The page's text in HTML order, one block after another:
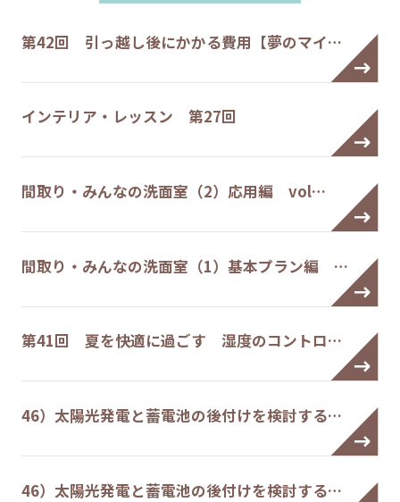
第42回 引っ越し後にかかる費用【夢のマイ…
インテリア・レッスン 第27回
間取り・みんなの洗面室（2）応用編 vol…
間取り・みんなの洗面室（1）基本プラン編 …
第41回 夏を快適に過ごす 湿度のコントロ…
46）太陽光発電と蓄電池の後付けを検討する…
46）太陽光発電と蓄電池の後付けを検討する…